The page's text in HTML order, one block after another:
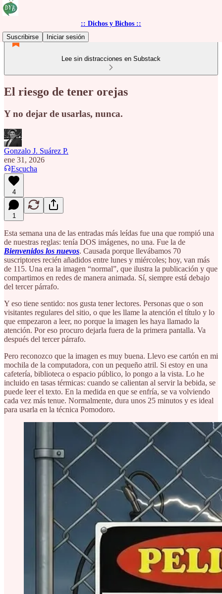
:: Dichos y Bichos ::
Suscribirse
Iniciar sesión
Lee sin distracciones en Substack
El riesgo de tener orejas
Y no dejar de usarlas, nunca.
Gonzalo J. Suárez P.
ene 31, 2026
Escucha
4
1
Esta semana una de las entradas más leídas fue una que rompió una
de nuestras reglas: tenía DOS imágenes, no una. Fue la de
Bienvenidos los nuevos. Causada porque llevábamos 70
suscriptores recién añadidos entre lunes y miércoles; hoy, van más
de 115. Una era la imagen “normal”, que ilustra la publicación y que
compartimos en redes de manera animada. Sí, siempre está debajo
del tercer párrafo.
Y eso tiene sentido: nos gusta tener lectores. Personas que o son
visitantes regulares del sitio, o que les llame la atención el título y lo
que empezaron a leer, no porque la imagen les haya llamado la
atención. Por eso procuro dejarla fuera de la primera pantalla. Va
después del tercer párrafo.
Pero reconozco que la imagen es muy buena. Llevo ese cartón en mi
mochila de la computadora, con un pequeño atril. Si estoy en una
cafetería, biblioteca o espacio público, lo pongo a la vista. Lo he
incluido en tasas térmicas: cuando se calientan al servir la bebida, se
puede leer el texto. En la medida en que se enfría, se va volviendo
cada vez más tenue. Normalmente, dura unos 25 minutos y es ideal
para usarla en la técnica Pomodoro.